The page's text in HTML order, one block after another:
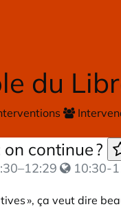
du
continue ?
–12:29 10:30-
», ça veut dire